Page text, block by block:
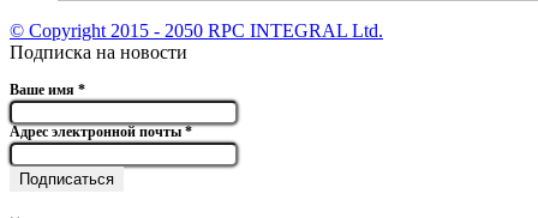
© Copyright 2015 - 2050 RPC INTEGRAL Ltd.
Подписка на новости
Ваше имя *
Адрес электронной почты*